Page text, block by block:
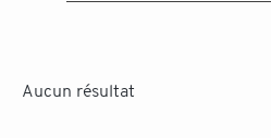
Aucun résultat